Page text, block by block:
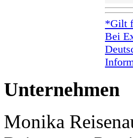
*Gilt
Bei
Unternehmen
Monika